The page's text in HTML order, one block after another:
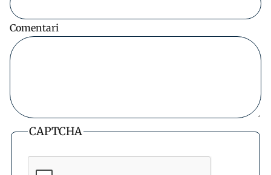
Comentari
CAPTCHA